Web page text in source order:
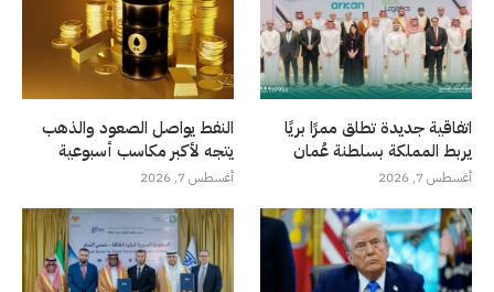
اتفاقية جديدة تطلق ممرًا بريًا
يربط المملكة بسلطنة عُمان
أغسطس 7, 2026
النفط يواصل الصعود والذهب
يتجه لأكبر مكاسب أسبوعية
أغسطس 7, 2026